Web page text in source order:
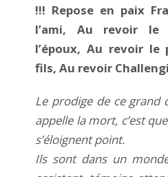
!!! Repose en paix
l’ami, Au revoir
l’époux, Au revoir
fils, Au revoir
Le prodige de ce grand
appelle la mort, c’est
s’éloignent point.
Ils sont dans un